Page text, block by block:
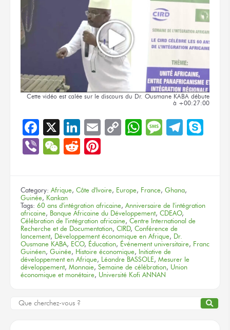
Cette vidéo est calée sur le discours du Dr. Ousmane KABA débute
à +00:27:00
Facebook
X LinkedIn
EmailCopyWhatsApp
Message
ViberWeChat
Reddit
Category: Afrique, Côte d'Ivoire, Europe, France, Ghana,
Guinée, Kankan
Tags: 60 ans d'intégration africaine, Anniversaire de l'intégration
africaine, Banque Africaine du Développement, CDEAO,
Célébration de l'intégration africaine, Centre International de
Recherche et de Documentation, CIRD, Conférence de
lancement, Développement économique en Afrique, Dr.
Ousmane KABA, ECO, Éducation, Événement universitaire, Franc
Guinéen, Guinée, Histoire économique, Initiative de
développement en Afrique, Léandre BASSOLE, Mesurer le
développement, Monnaie, Semaine de célébration, Union
économique et monétaire, Université Kofi ANNAN